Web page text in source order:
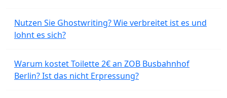
Nutzen Sie Ghostwriting? Wie verbreitet ist es und
lohnt es sich?
Warum kostet Toilette 2€ an ZOB Busbahnhof
Berlin? Ist das nicht Erpressung?